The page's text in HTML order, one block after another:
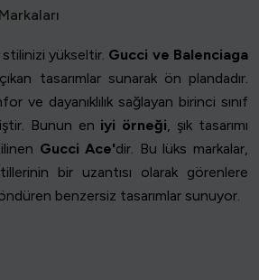
stilinizi yükseltir. Gucci ve Balenciaga
tasarımlar sunarak ön plandadır.
ve dayanıklılık sağlayan birinci sınıf
Bunun en iyi örneği, şık tasarımı
Gucci Ace'dir. Bu lüks markalar,
bir uzantısı olarak görenlere
benzersiz tasarımlar sunuyor.